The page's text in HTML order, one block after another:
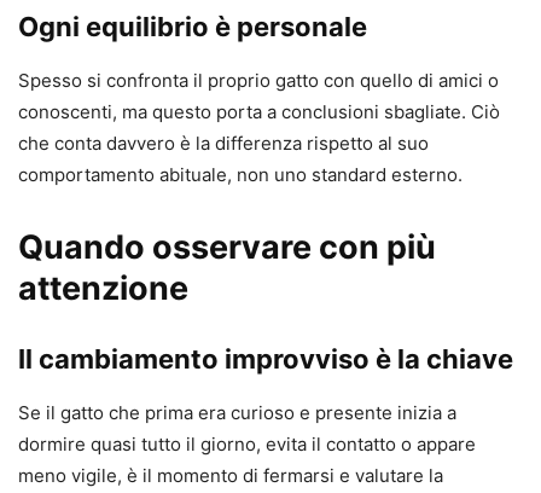
Ogni equilibrio è personale
Spesso si confronta il proprio gatto con quello di amici o
conoscenti, ma questo porta a conclusioni sbagliate. Ciò
che conta davvero è la differenza rispetto al suo
comportamento abituale, non uno standard esterno.
Quando osservare con più
attenzione
Il cambiamento improvviso è la chiave
Se il gatto che prima era curioso e presente inizia a
dormire quasi tutto il giorno, evita il contatto o appare
meno vigile, è il momento di fermarsi e valutare la